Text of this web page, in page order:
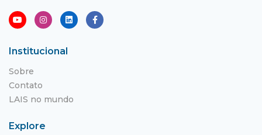
Institucional
Sobre
Contato
LAIS no mundo
Explore